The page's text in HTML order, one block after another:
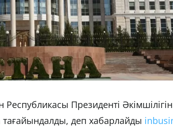
Президенті
тағайындалды, деп хабарлайды